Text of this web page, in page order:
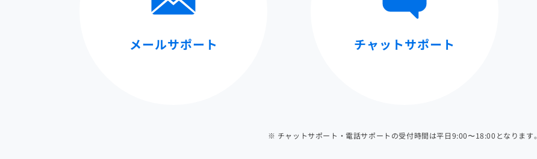
メールサポート チャットサポート
※ チャットサポート・電話サポートの受付時間は平日9:00〜18:00となります。